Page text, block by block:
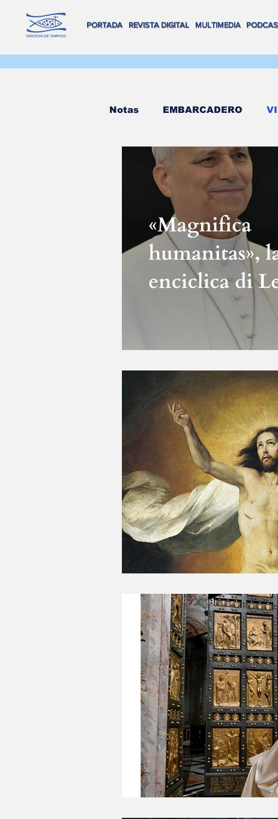
PORTADA REVISTA DIGITAL MULTIMEDIA
Notas EMBARCADERO
FLOTA DE ALTAMAR
REVISTA DIGITAL VOX
Salva Vidas